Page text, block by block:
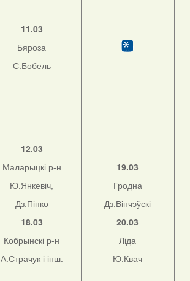
11.03
Бяроза
С.Бобель
12.03
Маларыцкі р-н
Ю.Янкевіч,
Дз.Піпко
18.03
Кобрынскі р-н
А.Страчук і інш.
19.03
Гродна
Дз.Вінчэўскі
20.03
Ліда
Ю.Квач